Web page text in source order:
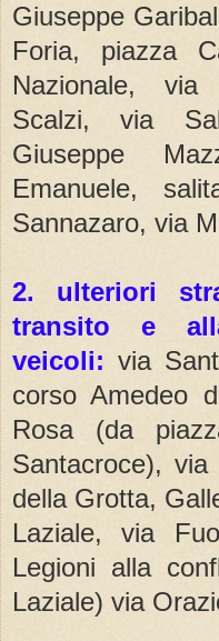
Giuseppe
Foria, piazza
Nazionale,
Scalzi, via
Giuseppe
Emanuele,
Sannazaro, via
2. ulteriori
transito e
veicoli: via
corso Amedeo
Rosa (da
Santacroce),
della Grotta,
Laziale, via
Legioni alla
Laziale) via